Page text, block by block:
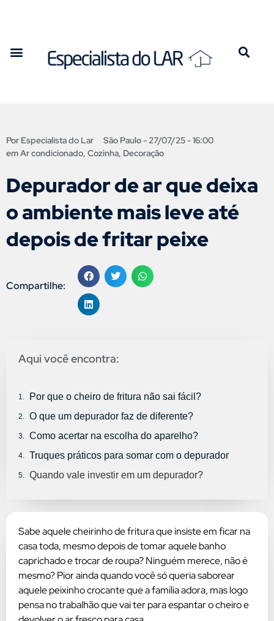
Por Especialista do Lar São Paulo - 27/07/25 - 16:00
emAr condicionado, Cozinha, Decoração
Depurador de ar que deixa
o ambiente mais leve até
depois de fritar peixe
Compartilhe:
Aqui você encontra:
Por que o cheiro de fritura não sai fácil?
O que um depurador faz de diferente?
Como acertar na escolha do aparelho?
Truques práticos para somar com o depurador
Quando vale investir em um depurador?
Sabe aquele cheirinho de fritura que insiste em ficar na
casa toda, mesmo depois de tomar aquele banho
caprichado e trocar de roupa? Ninguém merece, não é
mesmo? Pior ainda quando você só queria saborear
aquele peixinho crocante que a família adora, mas logo
pensa no trabalhão que vai ter para espantar o cheiro e